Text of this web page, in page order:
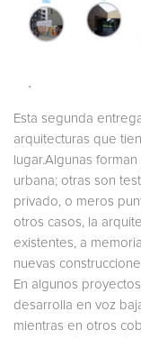
Esta segunda
arquitecturas que
lugar.Algunas
urbana; otras son
privado, o meros
otros casos, la
existentes, a
nuevas
En algunos
desarrolla en voz
mientras en otros